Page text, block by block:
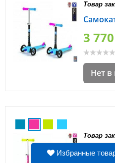
Товар
3
Нет
Товар
Избранные